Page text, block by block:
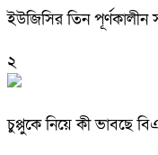
ইউজিসির তিন পূর্ণকালীন
২
চুপ্পুকে নিয়ে কী ভাবছে